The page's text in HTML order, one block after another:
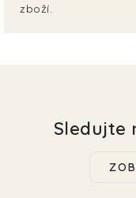
zboží.
Sledujte